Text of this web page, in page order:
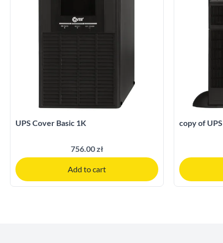
UPS Cover Basic 1K
756.00 zł
Add to cart
copy of